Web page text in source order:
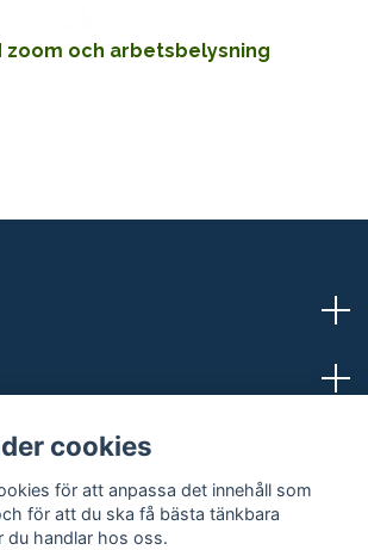
zoom och arbetsbelysning
cookies
för att anpassa det innehåll som
för att du ska få bästa tänkbara
du handlar hos oss.